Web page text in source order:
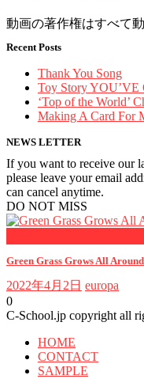
動画の著作権はすべて
Recent Posts
Thank You Song
Toy Story
‘Top of the World’
Making A Card For
NEWS LETTER
If you want to receive our
please leave your email
can cancel anytime.
DO NOT MISS
Green Grass Grows All Around
2022年4月2日 europa
0
C-School.jp copyright all
HOME
CONTACT
SAMPLE